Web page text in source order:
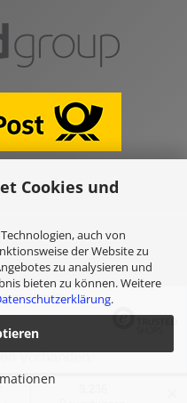
Cookies und
auch von
der Website zu
zu analysieren und
bieten zu können. Weitere
.
Gambio.de © 2026
de
vorhanden.